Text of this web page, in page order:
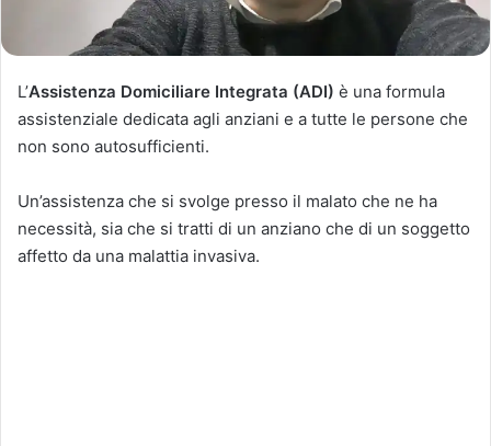
L’Assistenza Domiciliare Integrata (ADI) è una formula
assistenziale dedicata agli anziani e a tutte le persone che
non sono autosufficienti.
Un’assistenza che si svolge presso il malato che ne ha
necessità, sia che si tratti di un anziano che di un soggetto
affetto da una malattia invasiva.